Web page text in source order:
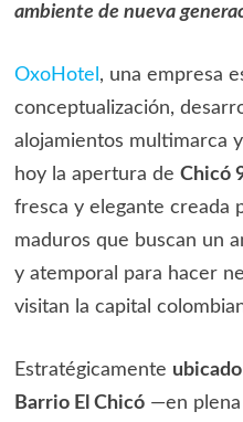
ambiente de nueva
OxoHotel , una empresa
conceptualización,
alojamientos multimarca
hoy la apertura de Chicó
fresca y elegante creada
maduros que buscan un
y atemporal para hacer
visitan la capital
Estratégicamente
Barrio El Chicó—en plena